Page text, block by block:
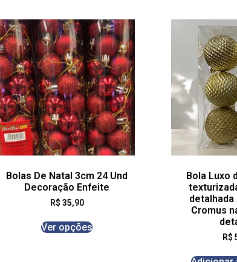
Bolas De Natal 3cm 24 Und
Decoração Enfeite
R$ 35,90
Ver opções
Bola Luxo
detalhada
Cromus
R$